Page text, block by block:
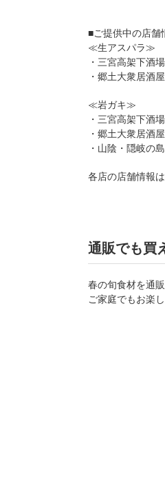
■ご提供中の店舗
≪生アスパラ≫
・三宮高架下酒
・郷土大衆居酒
≪岩ガキ≫
・三宮高架下酒
・郷土大衆居酒
・山陰・隠岐の
各店の店舗情報は
通販でも買
春の旬食材を通
ご家庭でもお楽